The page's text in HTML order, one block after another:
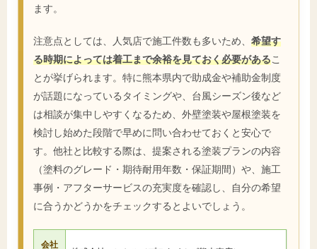
ます。
注意点としては、人気店で施工件数も多いため、 希望す
る時期によっては着工まで余裕を見ておく必要があるこ
とが挙げられます。特に熊本県内で助成金や補助金制度
が話題になっているタイミングや、台風シーズン後など
は相談が集中しやすくなるため、外壁塗装や屋根塗装を
検討し始めた段階で早めに問い合わせておくと安心で
す。他社と比較する際は、提案される塗装プランの内容
（塗料のグレード・期待耐用年数・保証期間）や、施工
事例・アフターサービスの充実度を確認し、自分の希望
に合うかどうかをチェックするとよいでしょう。
会社